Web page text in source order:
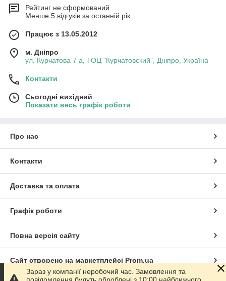
Рейтинг не сформований
Менше 5 відгуків за останній рік
Працює з 13.05.2012
м. Дніпро
ул. Курчатова 7 а, ТОЦ "Курчатовский", Дніпро, Україна
Контакти
Сьогодні вихідний
Показати весь графік роботи
Про нас
Контакти
Доставка та оплата
Графік роботи
Повна версія сайту
Сайт створено на маркетплейсі Prom.ua
Зараз у компанії неробочий час. Замовлення та